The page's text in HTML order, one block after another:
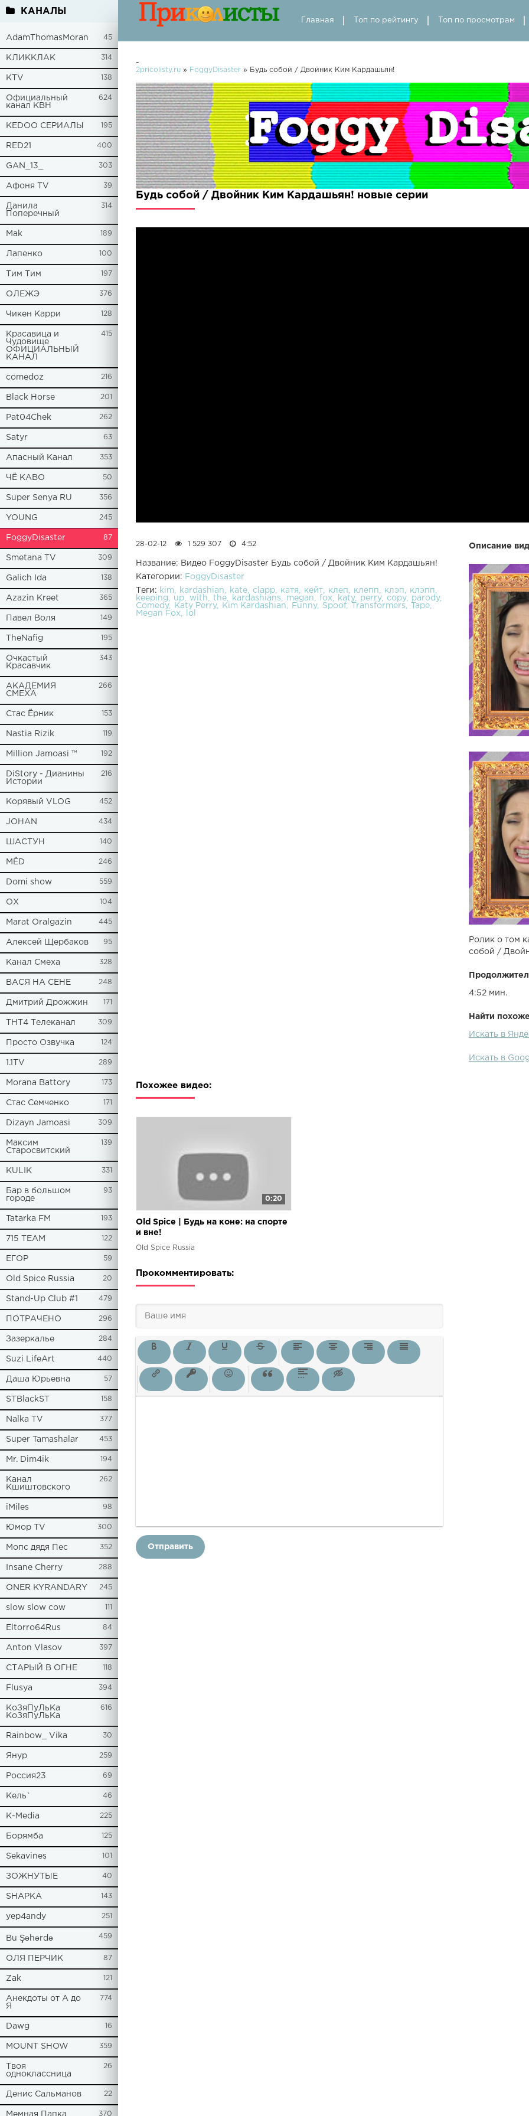
КАНАЛЫ
AdamThomasMoran 45
КЛИККЛАК 314
KTV 138
Официальный
канал КВН
624
KEDOO СЕРИАЛЫ 195
RED21 400
GAN_13_ 303
Афоня TV 39
Данила
Поперечный
314
Mak 189
Лапенко 100
Tим Тим 197
ОЛЕЖЭ 376
Чикен Карри 128
Красавица и
Чудовище
ОФИЦИАЛЬНЫЙ
КАНАЛ
415
comedoz 216
Black Horse 201
Pat04Chek 262
Satyr 63
Апасный Канал 353
ЧЁ КАВО 50
Super Senya RU 356
YOUNG 245
FoggyDisaster 87
Smetana TV 309
Galich Ida 138
Azazin Kreet 365
Павел Воля 149
TheNafig 195
Очкастый
Красавчик
343
АКАДЕМИЯ
СМЕХА
266
Стас Ёрник 153
Nastia Rizik 119
Million Jamoasi ™ 192
DiStory - Дианины
Истории
216
Корявый VLOG 452
JOHAN 434
ШАСТУН 140
МЁD 246
Domi show 559
ОХ 104
Marat Oralgazin 445
Алексей Щербаков 95
Канал Смеха 328
ВАСЯ НА СЕНЕ 248
Дмитрий Дрожжин 171
ТНТ4 Телеканал 309
Просто Озвучка 124
1.1TV 289
Morana Battory 173
Стас Семченко 171
Dizayn Jamoasi 309
Максим
Старосвитский
139
KULIK 331
Бар в большом
городе
93
Tatarka FM 193
715 TEAM 122
ЕГОР 59
Old Spice Russia 20
Stand-Up Club #1 479
ПОТРАЧЕНО 296
Зазеркалье 284
Suzi LifeArt 440
Даша Юрьевна 57
STBlackST 158
Nalka TV 377
Super Tamashalar 453
Mr. Dim4ik 194
Канал
Кшиштовского
262
iMiles 98
Юмор TV 300
Мопс дядя Пес 352
Insane Cherry 288
ONER KYRANDARY 245
slow slow cow 111
Eltorro64Rus 84
Anton Vlasov 397
СТАРЫЙ В ОГНЕ 118
Flusya 394
КоЗяПуЛьКа
КоЗяПуЛьКа
616
Rainbow_ Vika 30
Янур 259
Россия23 69
Кель` 46
К-Media 225
Борямба 125
Sekavines 101
ЗОЖНУТЫЕ 40
SHAPKA 143
yep4andy 251
Bu Şəhərdə 459
ОЛЯ ПЕРЧИК 87
Zak 121
Анекдоты от А до
Я
774
Dawg 16
MOUNT SHOW 359
Твоя
одноклассница
26
Денис Сальманов 22
Мемная Папка 370
Главная Топ по рейтингу Топ по просмотрам
-
2pricolisty.ru » FoggyDisaster » Будь собой / Двойник Ким Кардашьян!
Будь собой / Двойник Ким Кардашьян! новые серии
Описание
Ролик о том
собой /
4:52 мин.
Найти
Искать в
Искать в
28-02-12 1 529 307 4:52
Название: Видео FoggyDisaster Будь собой / Двойник Ким Кардашьян!
Категории: FoggyDisaster
Теги: kim kardashian kate clapp катя кейт клеп клепп клэп
клэпп
keeping
up with the kardashians megan fox katy perry copy
parody
Comedy
Katy Perry Kim Kardashian Funny Spoof Transformers
Tape
Megan Fox
lol
Похожее видео:
0:20
Old Spice | Будь на коне: на спорте
и вне!
Old Spice Russia
Прокомментировать:
Отправить